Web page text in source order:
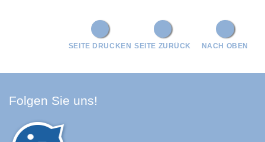
NACH OBEN
SEITE ZURÜCK
SEITE DRUCKEN
Folgen Sie uns!